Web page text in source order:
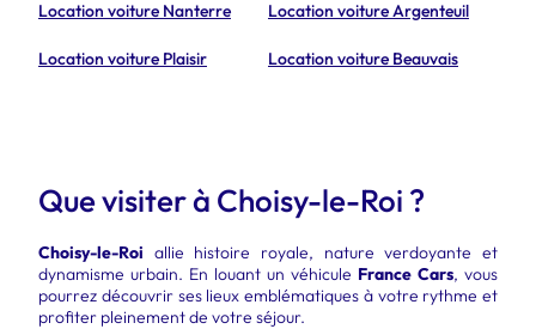
Location voiture Nanterre Location voiture Argenteuil
Location voiture Plaisir Location voiture Beauvais
Que visiter à Choisy-le-Roi ?
Choisy-le-Roi allie histoire royale, nature verdoyante et
dynamisme urbain. En louant un véhicule France Cars, vous
pourrez découvrir ses lieux emblématiques à votre rythme et
profiter pleinement de votre séjour.